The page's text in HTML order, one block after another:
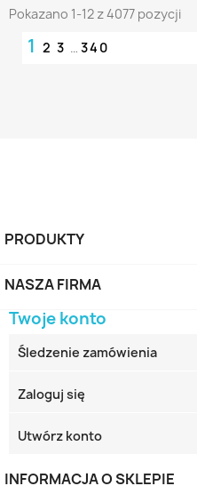
Pokazano 1-12 z 4077 pozycji
1 2 3 … 340
PRODUKTY
NASZA FIRMA
Twoje konto
Śledzenie zamówienia
Zaloguj się
Utwórz konto
INFORMACJA O SKLEPIE